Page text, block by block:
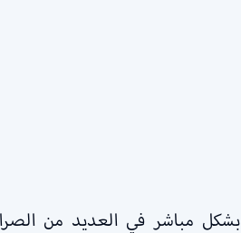
مباشر في العديد من